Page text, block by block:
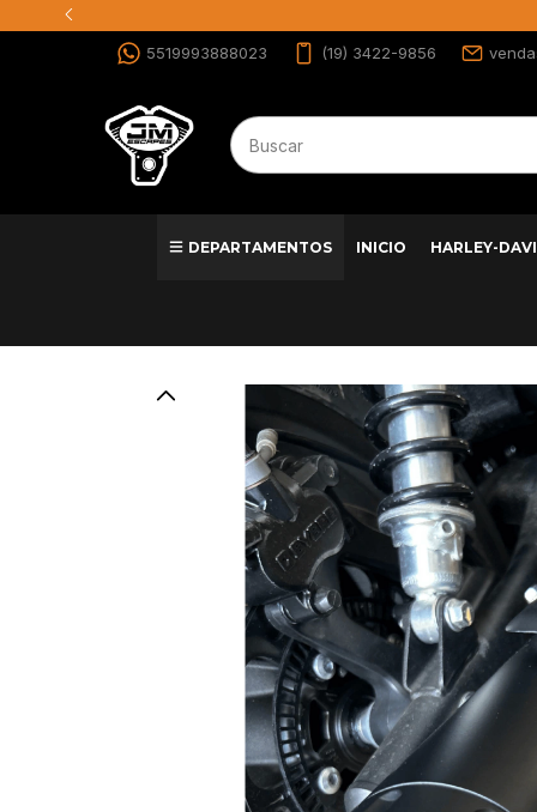
5519993888023 (19) 3422-9856
DEPARTAMENTOS INICIO HARLEY-